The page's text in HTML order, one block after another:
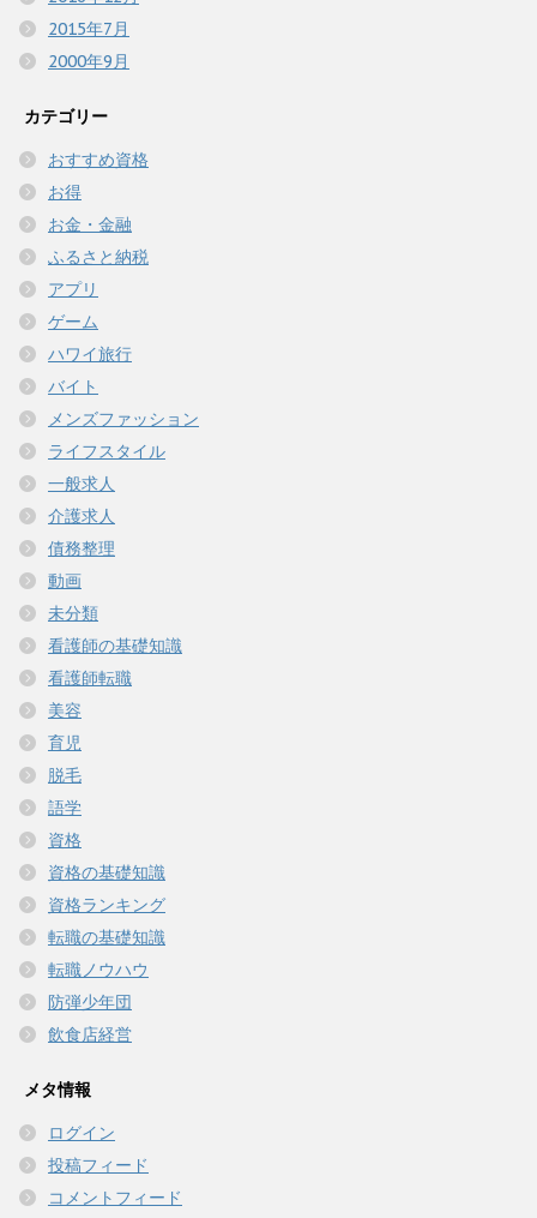
2015年7月
2000年9月
カテゴリー
おすすめ資格
お得
お金・金融
ふるさと納税
アプリ
ゲーム
ハワイ旅行
バイト
メンズファッション
ライフスタイル
一般求人
介護求人
債務整理
動画
未分類
看護師の基礎知識
看護師転職
美容
育児
脱毛
語学
資格
資格の基礎知識
資格ランキング
転職の基礎知識
転職ノウハウ
防弾少年団
飲食店経営
メタ情報
ログイン
投稿フィード
コメントフィード